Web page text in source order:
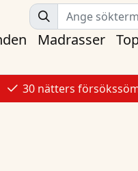
Madrasser
30 nätters